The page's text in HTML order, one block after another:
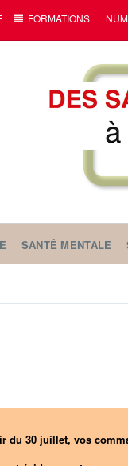
FORMATIONS
SANTÉ MENTALE
du 30 juillet, vos